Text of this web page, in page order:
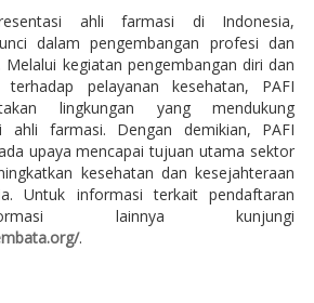
ahli farmasi di Indonesia,
dalam pengembangan profesi dan
Melalui kegiatan pengembangan diri dan
pelayanan kesehatan, PAFI
lingkungan yang mendukung
ahli farmasi. Dengan demikian, PAFI
upaya mencapai tujuan utama sektor
kesehatan dan kesejahteraan
Untuk informasi terkait pendaftaran
lainnya kunjungi
.